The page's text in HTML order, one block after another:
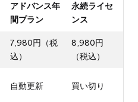
アドバンス年
間プラン
永続ライセ
ンス
7,980円（税
込）
8,980円
（税込）
自動更新 買い切り